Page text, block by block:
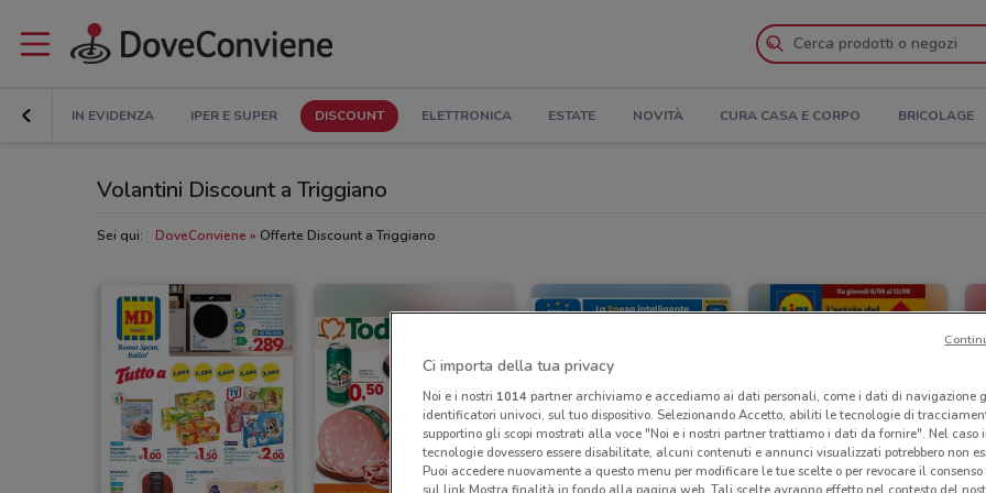
IN EVIDENZA IPER E SUPER DISCOUNT ELETTRONICA ESTATE NOVITÀ CURA CASA E CORPO BRICOLAGE
Volantini Discount a Triggiano
Sei qui: DoveConviene Offerte Discount a Triggiano
Ci importa della tua privacy
Noi e i nostri 1014partner archiviamo e accediamo ai dati personali, come i dati di navigazione
identificatori univoci, sul tuo dispositivo. Selezionando Accetto, abiliti le tecnologie di
supportino gli scopi mostrati alla voce "Noi e i nostri partner trattiamo i dati da fornire". Nel caso
tecnologie dovessero essere disabilitate, alcuni contenuti e annunci visualizzati potrebbero non
Puoi accedere nuovamente a questo menu per modificare le tue scelte o per revocare il